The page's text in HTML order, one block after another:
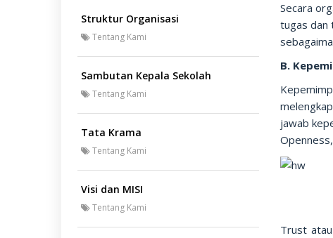
Struktur Organisasi
Tentang Kami
Sambutan Kepala Sekolah
Tentang Kami
Tata Krama
Tentang Kami
Visi dan MISI
Tentang Kami
Secara
tugas dan
B.
jawab
Trust